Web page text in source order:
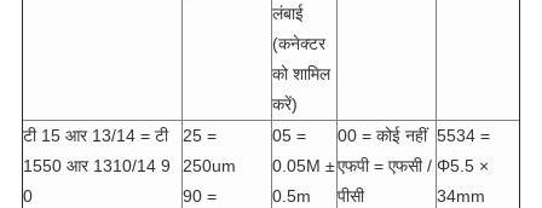
लंबाई
(कनेक्टर
को शामिल
करें)
टी 15 आर 13/14 = टी
1550 आर 1310/14 9
0
25 =
250um
90 =
05 =
0.05M ±
0.5m
00 = कोई नहीं
एफपी = एफसी /
पीसी
5534 =
Φ5.5 ×
34mm